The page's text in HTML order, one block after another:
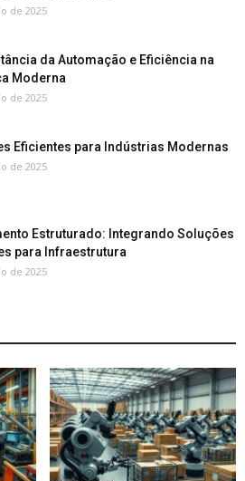
de 2025
da Automação e Eficiência na
Moderna
de 2025
Eficientes para Indústrias Modernas
de 2025
Estruturado: Integrando Soluções
para Infraestrutura
de 2025